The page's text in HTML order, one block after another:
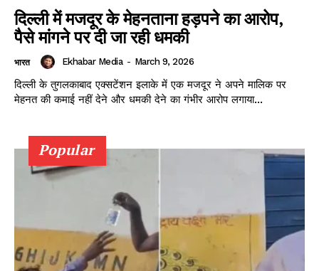
Company
दिल्ली में मजदूर के मेहनताना हड़पने का आरोप,
पैसे मांगने पर दी जा रही धमकी
भारत Ekhabar Media - March 9, 2026
दिल्ली के तुगलकाबाद एक्सटेंशन इलाके में एक मजदूर ने अपने मालिक पर
मेहनत की कमाई नहीं देने और धमकी देने का गंभीर आरोप लगाया...
Popular